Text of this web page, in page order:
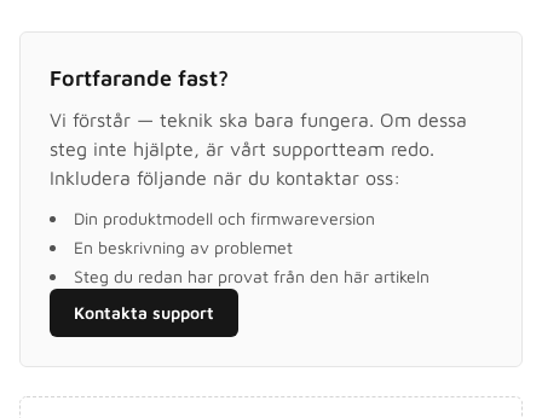
Fortfarande fast?
Vi förstår — teknik ska bara fungera. Om dessa
steg inte hjälpte, är vårt supportteam redo.
Inkludera följande när du kontaktar oss:
Din produktmodell och firmwareversion
En beskrivning av problemet
Steg du redan har provat från den här artikeln
Kontakta support